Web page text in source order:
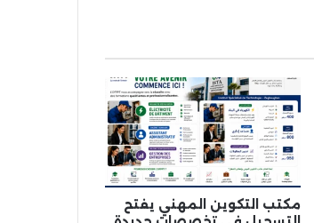
مكتب التكوين المهني يفتح